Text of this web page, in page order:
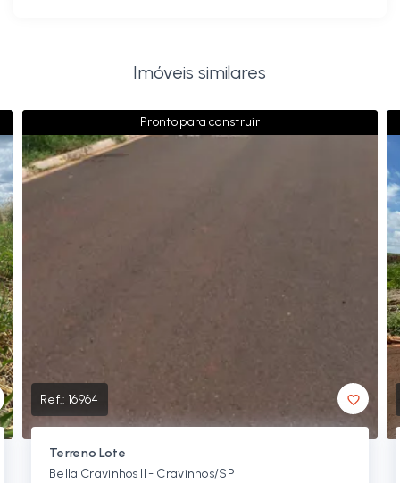
Imóveis similares
Pronto para construir
Ref.: 16964
Terreno Lote
Bella Cravinhos ll - Cravinhos/SP